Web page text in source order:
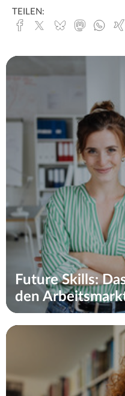
TEILEN:
Facebook
x.com BlueskyMastodon
Future Skills:
den